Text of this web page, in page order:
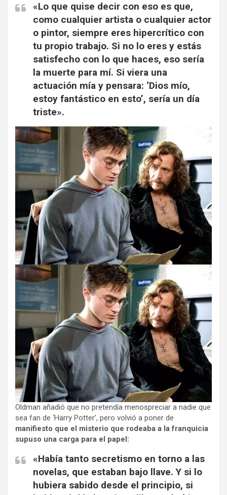
«Lo que quise decir con eso es que,
como cualquier artista o cualquier actor
o pintor, siempre eres hipercrítico con
tu propio trabajo. Si no lo eres y estás
satisfecho con lo que haces, eso sería
la muerte para mí. Si viera una
actuación mía y pensara: ‘Dios mío,
estoy fantástico en esto’, sería un día
triste».
Oldman añadió que no pretendía menospreciar a nadie que
sea fan de ‘Harry Potter’, pero volvió a poner de
manifiesto que el misterio que rodeaba a la franquicia
supuso una carga para el papel:
«Había tanto secretismo en torno a las
novelas, que estaban bajo llave. Y si lo
hubiera sabido desde el principio, si